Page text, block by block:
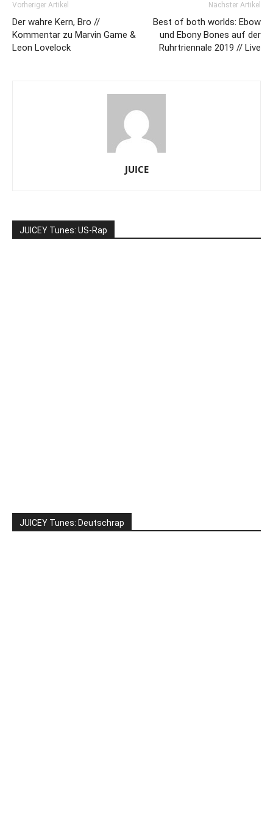
Vorheriger Artikel
Der wahre Kern, Bro //
Kommentar zu Marvin Game &
Leon Lovelock
Nächster Artikel
Best of both worlds: Ebow
und Ebony Bones auf der
Ruhrtriennale 2019 // Live
JUICE
JUICEY Tunes: US-Rap
JUICEY Tunes: Deutschrap